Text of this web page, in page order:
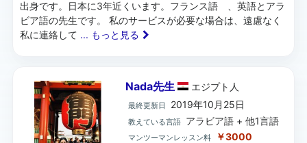
出身です。日本に3年近くいます。フランス語 、英語とアラ
ビア語の先生です。 私のサービスが必要な場合は、遠慮なく
私に連絡して ... もっと見る
Nada先生 エジプト 人
最終更新日 2019年10月25日
教えている言語 アラビア語 + 他1言語
マンツーマンレッスン料 ￥3000